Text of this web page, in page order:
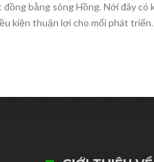
bằng sông Hồng. Nới đây có
kiện thuận lợi cho mối phát